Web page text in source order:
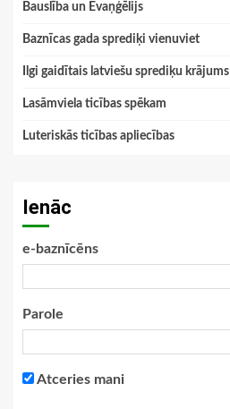
Bauslība un Evaņģēlijs
Baznīcas gada sprediķi vienuviet
Ilgi gaidītais latviešu sprediķu krājums
Lasāmviela ticības spēkam
Luteriskās ticības apliecības
Ienāc
e-baznīcēns
Parole
Atceries mani